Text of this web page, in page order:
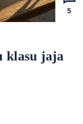
5
klasu jaja